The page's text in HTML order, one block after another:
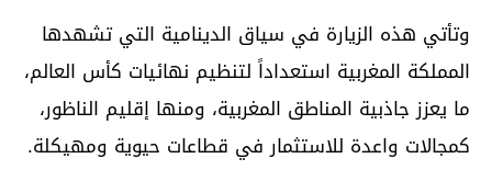
وتأتي هذه الزيارة في سياق الدينامية التي تشهدها
المملكة المغربية استعداداً لتنظيم نهائيات كأس العالم،
ما يعزز جاذبية المناطق المغربية، ومنها إقليم الناظور،
كمجالات واعدة للاستثمار في قطاعات حيوية ومهيكلة.